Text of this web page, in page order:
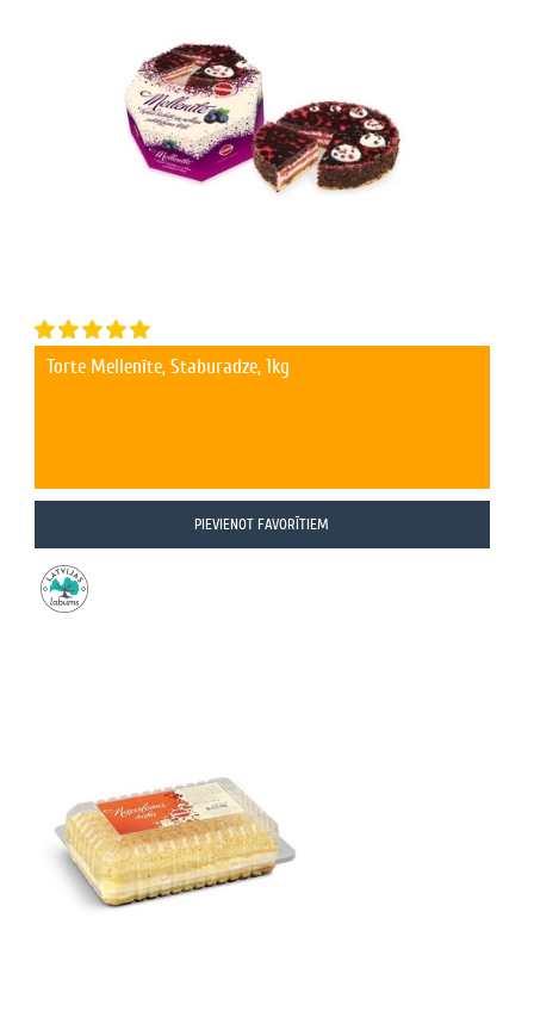
Torte Mellenīte, Staburadze, 1kg
PIEVIENOT FAVORĪTIEM